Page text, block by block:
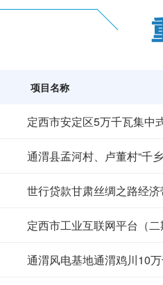
项目名称
定西市安定区5万千瓦集中
定西市工业互联网平台（